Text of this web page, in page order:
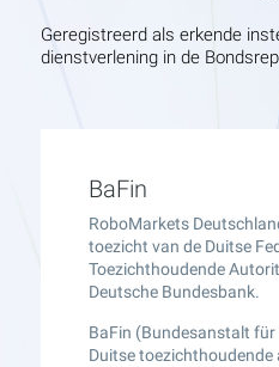
Geregistreerd als erkende
dienstverlening in de
BaFin
RoboMarkets
toezicht van de Duitse
Toezichthoudende
Deutsche Bundesbank.
BaFin (Bundesanstalt
Duitse